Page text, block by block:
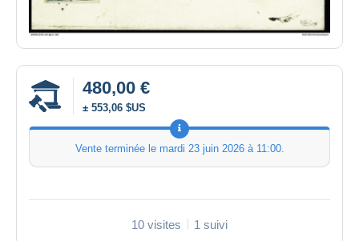
480,00 €
± 553,06 $US
Vente terminée le mardi 23 juin 2026 à 11:00.
10 visites 1 suivi